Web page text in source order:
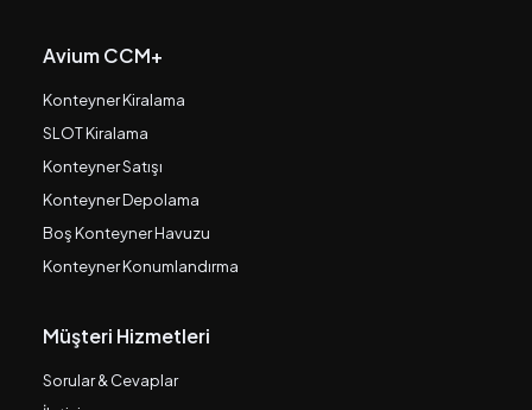
Avium CCM+
Konteyner Kiralama
SLOT Kiralama
Konteyner Satışı
Konteyner Depolama
Boş Konteyner Havuzu
Konteyner Konumlandırma
Müşteri Hizmetleri
Sorular & Cevaplar